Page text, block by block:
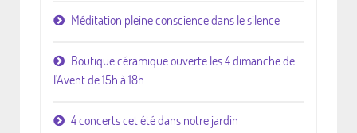
Méditation pleine conscience dans le silence
Boutique céramique ouverte les 4 dimanche de
l'Avent de 15h à 18h
4 concerts cet été dans notre jardin